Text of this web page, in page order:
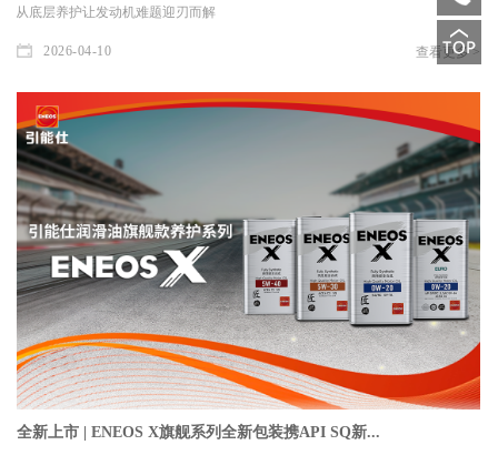
从底层养护让发动机难题迎刃而解
查看更多 >
2026-04-10
全新上市 | ENEOS X旗舰系列全新包装携API SQ新...